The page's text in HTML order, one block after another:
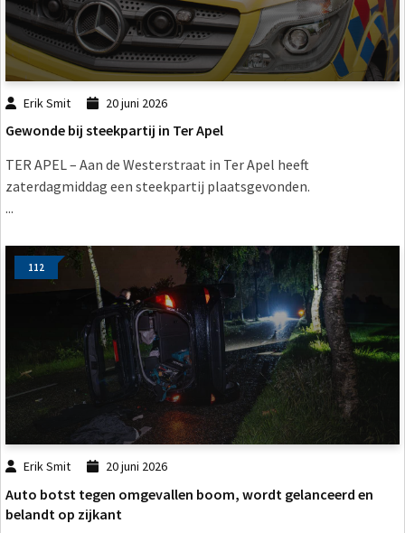
Erik Smit 20 juni 2026
Gewonde bij steekpartij in Ter Apel
TER APEL – Aan de Westerstraat in Ter Apel heeft
zaterdagmiddag een steekpartij plaatsgevonden.
...
112
Erik Smit 20 juni 2026
Auto botst tegen omgevallen boom, wordt gelanceerd en
belandt op zijkant